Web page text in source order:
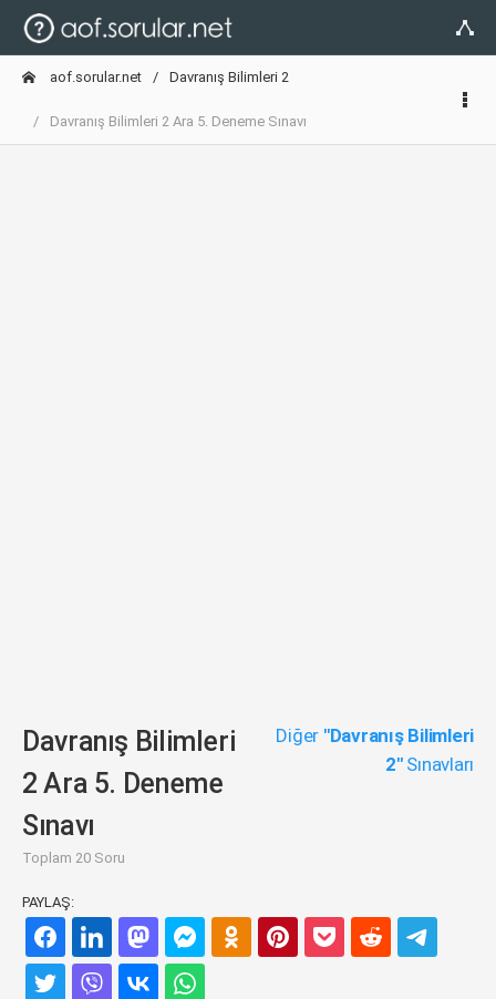
aof.sorular.net Davranış Bilimleri 2
Davranış Bilimleri 2 Ara 5. Deneme Sınavı
Davranış Bilimleri
2 Ara 5. Deneme
Sınavı
Toplam 20 Soru
Diğer "Davranış Bilimleri
2"Sınavları
PAYLAŞ: